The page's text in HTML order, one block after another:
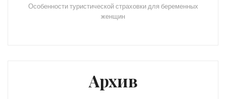
Особенности туристической страховки для беременных
женщин
Архив